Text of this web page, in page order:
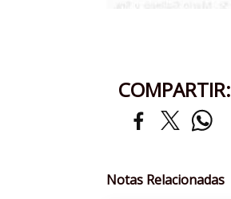
COMPARTIR:
Notas Relacionadas